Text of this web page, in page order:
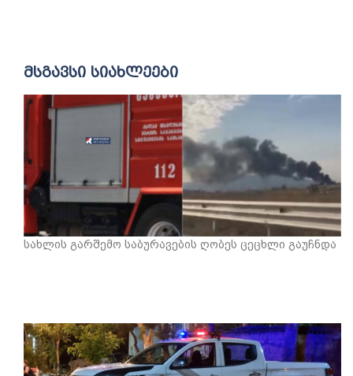
მსგავსი სიახლეები
სახლის გარშემო საბურავების ღობეს ცეცხლი გაუჩნდა